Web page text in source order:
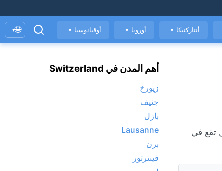
أنتاركتيكا ▼ أوروبا ▼ أوقيانوسيا ▼
🌐
▾
أهم المدن في Switzerland
زيورخ
جنيف
بازل
Lausanne
برن
فينترتور